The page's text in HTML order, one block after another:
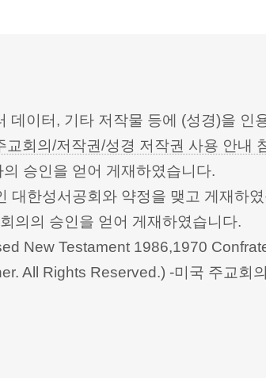
데이터, 기타 저작물 등에 (성경)을
교회의/저작권/성경 저작권 사용 안내
승인을 얻어 게재하였습니다.
대한성서공회와 약정을 맺고 게재하
의의 승인을 얻어 게재하였습니다.
New Testament 1986,1970
All Rights Reserved.) -미국 주교회